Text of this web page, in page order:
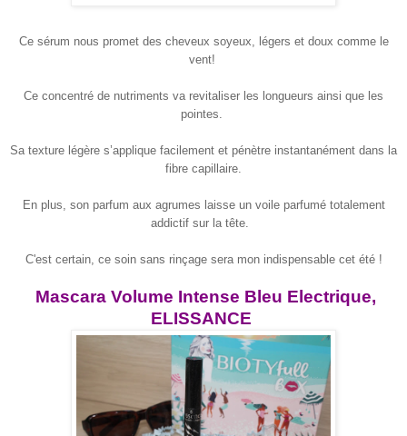
Ce sérum nous promet des cheveux soyeux, légers et doux comme le
vent!
Ce concentré de nutriments va revitaliser les longueurs ainsi que les
pointes
Sa texture légère s’applique facilement et pénètre instantanément dans la
fibre capillaire.
En plus, son parfum aux agrumes laisse un voile parfumé totalement
addictif sur la tête.
C'est certain, ce soin sans rinçage sera mon indispensable cet été !
Mascara Volume Intense Bleu Electrique,
ELISSANCE